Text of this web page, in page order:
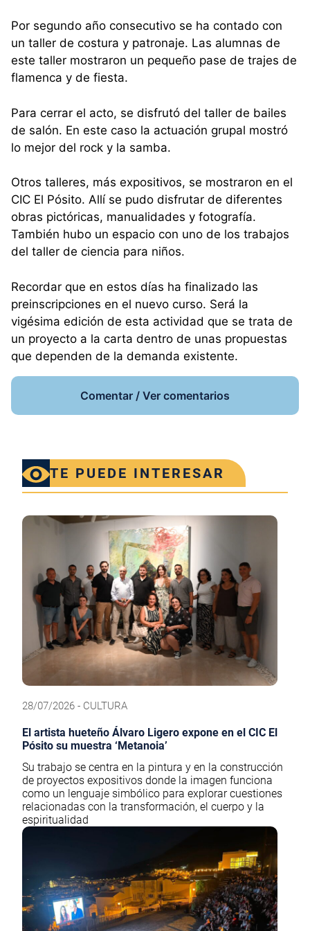
Por segundo año consecutivo se ha contado con
un taller de costura y patronaje. Las alumnas de
este taller mostraron un pequeño pase de trajes de
flamenca y de fiesta.
Para cerrar el acto, se disfrutó del taller de bailes
de salón. En este caso la actuación grupal mostró
lo mejor del rock y la samba.
Otros talleres, más expositivos, se mostraron en el
CIC El Pósito. Allí se pudo disfrutar de diferentes
obras pictóricas, manualidades y fotografía.
También hubo un espacio con uno de los trabajos
del taller de ciencia para niños.
Recordar que en estos días ha finalizado las
preinscripciones en el nuevo curso. Será la
vigésima edición de esta actividad que se trata de
un proyecto a la carta dentro de unas propuestas
que dependen de la demanda existente.
Comentar / Ver comentarios
TE PUEDE INTERESAR
28/07/2026 - CULTURA
El artista hueteño Álvaro Ligero expone en el CIC El
Pósito su muestra ‘Metanoia’
Su trabajo se centra en la pintura y en la construcción
de proyectos expositivos donde la imagen funciona
como un lenguaje simbólico para explorar cuestiones
relacionadas con la transformación, el cuerpo y la
espiritualidad